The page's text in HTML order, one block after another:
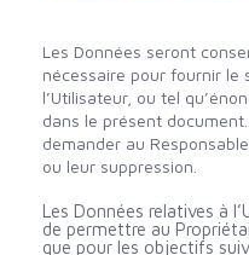
Les Données seront
nécessaire pour fournir le
l’Utilisateur, ou tel
dans le présent
demander au
ou leur suppression.
Les Données relatives à
de permettre au
que pour les objectifs